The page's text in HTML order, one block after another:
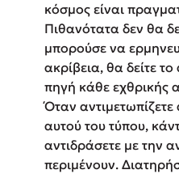
κόσμος είναι
Πιθανότατα δεν θα
μπορούσε να
ακρίβεια, θα δείτε
πηγή κάθε εχθρικής
Όταν
αυτού του τύπου,
αντιδράσετε με την
περιμένουν.